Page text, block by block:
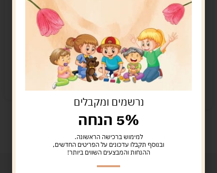
מגה בלוקס 80 חלקים
קלאסי ורוד
99.00 ש"ח
הוספה לסל
מגה בלוקס רכבת
109.00
הוספה לסל
קיים במלאי
נרשמים ומקבלים
5% הנחה
למימוש ברכישה הראשונה.
ובנוסף תקבלו עדכונים על הפריטים החדשים,
ההנחות והמבצעים השווים ביותר!